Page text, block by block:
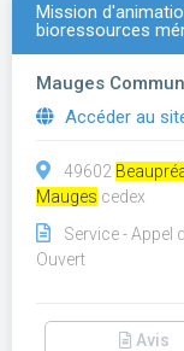
Mission
bioressources
Mauges
Accéder au
49602
Mauges cedex
Service - Appel
Ouvert
Avis